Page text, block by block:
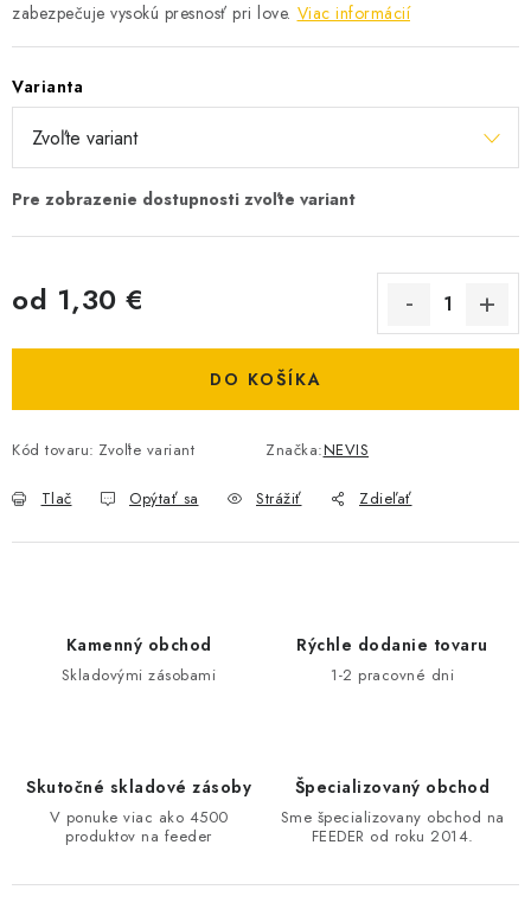
OBCHODNÉ PODMIENKY
MOJA OBJEDNÁVKA
VRATKY - ODSTÚPENIE OD ZMLUVY - REKLAMACIU
DOPRAVA
VŠEOBECNÉ NARIADENIE O BEZPEČNOSTI
Doprava Navštívte našu predajňu v MARCELOVEJ »
zabezpečuje vysokú presnosť pri love. Viac informácií
Varianta
od 1,30 €
DO KOŠÍKA
Kód tovaru: Zvoľte variant Značka:NEVIS
Tlač Opýtať sa Strážiť Zdieľať
Kamenný obchod
Skladovými zásobami
Rýchle dodanie tovaru
1-2 pracovné dni
Skutočné skladové zásoby
V ponuke viac ako 4500
produktov na feeder
Špecializovaný obchod
Sme špecializovany obchod na
FEEDER od roku 2014.